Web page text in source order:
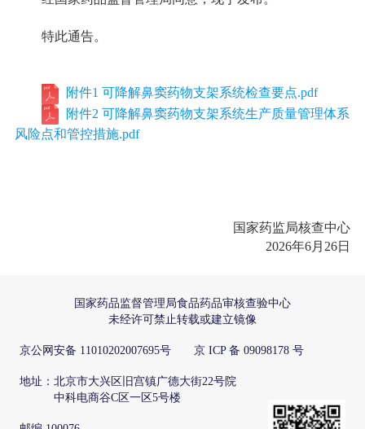
特此通告。
附件1 可降解鼻窦药物支架系统检查要点.pdf
附件2 可降解鼻窦药物支架系统生产质量管理体系
风险点和管控措施.pdf
国家药监局核查中心
2026年6月26日
国家药品监督管理局食品药品审核查验中心
未经许可禁止转载或建立镜像
京公网安备 11010202007695号 京 ICP 备 09098178 号
地址：北京市大兴区旧宫镇广德大街22号院
中科电商谷C区一区5号楼